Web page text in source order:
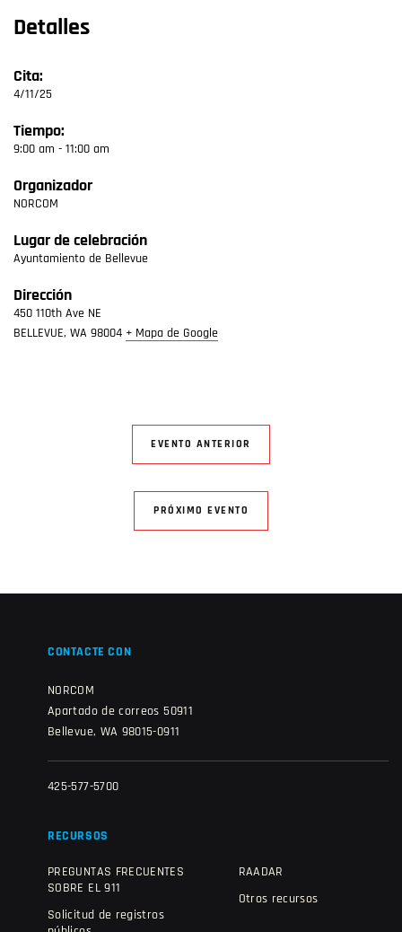
Detalles
Cita:
4/11/25
Tiempo:
9:00 am - 11:00 am
Organizador
NORCOM
Lugar de celebración
Ayuntamiento de Bellevue
Dirección
450 110th Ave NE
BELLEVUE, WA 98004 + Mapa de Google
EVENTO ANTERIOR
PRÓXIMO EVENTO
CONTACTE CON
NORCOM
Apartado de correos 50911
Bellevue, WA 98015-0911
425-577-5700
RECURSOS
PREGUNTAS FRECUENTES
SOBRE EL 911
Solicitud de registros
RAADAR
Otros recursos